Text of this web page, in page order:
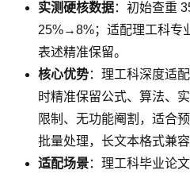
实测硬核数据：初始查重
25%→8%；适配理工科专
表述精准保留。
核心优势：理工科深度适
时精准保留公式、算法、
限制、无功能阉割，适合
批量处理，长文本格式兼容
适配场景：理工科毕业论